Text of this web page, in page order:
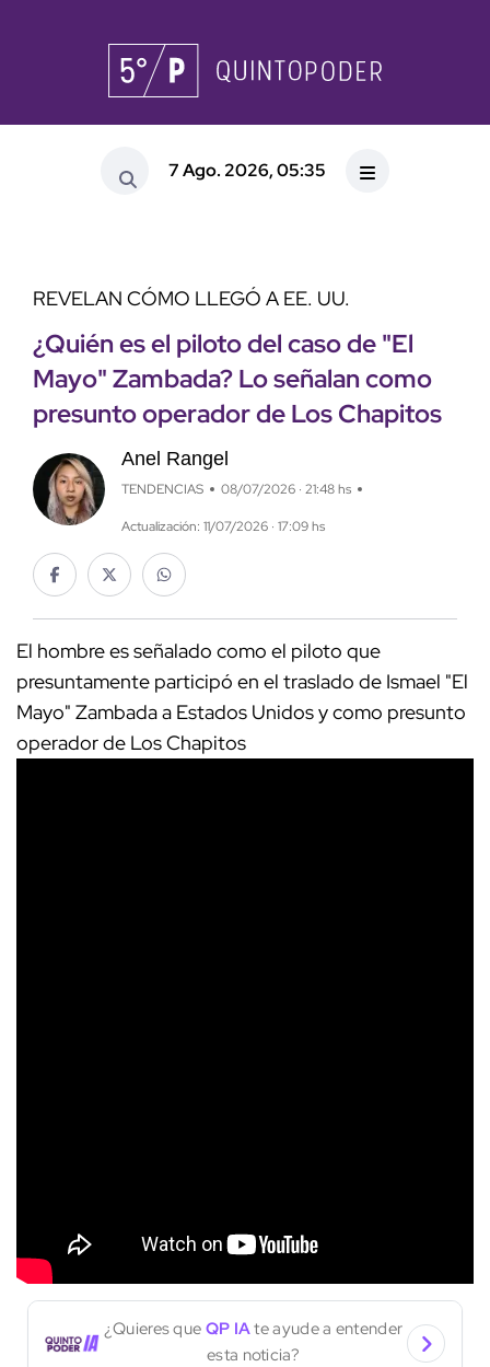
7 Ago. 2026, 05:35
REVELAN CÓMO LLEGÓ A EE. UU.
¿Quién es el piloto del caso de "El
Mayo" Zambada? Lo señalan como
presunto operador de Los Chapitos
Anel Rangel
TENDENCIAS 08/07/2026 · 21:48 hs
Actualización: 11/07/2026 · 17:09 hs
El hombre es señalado como el piloto que
presuntamente participó en el traslado de Ismael "El
Mayo" Zambada a Estados Unidos y como presunto
operador de Los Chapitos
¿Quieres que QP IAte ayude a entender
esta noticia?